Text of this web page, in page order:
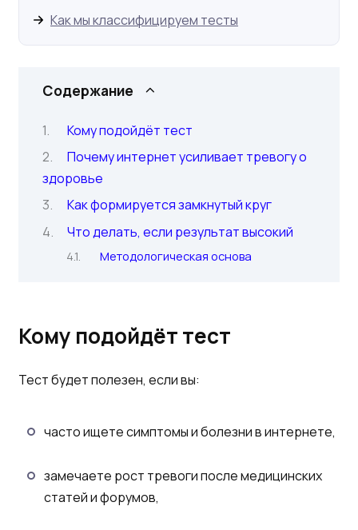
Как мы классифицируем тесты
Содержание
Кому подойдёт тест
Почему интернет усиливает тревогу о
здоровье
Как формируется замкнутый круг
Что делать, если результат высокий
Методологическая основа
Кому подойдёт тест
Тест будет полезен, если вы:
часто ищете симптомы и болезни в интернете,
замечаете рост тревоги после медицинских
статей и форумов,